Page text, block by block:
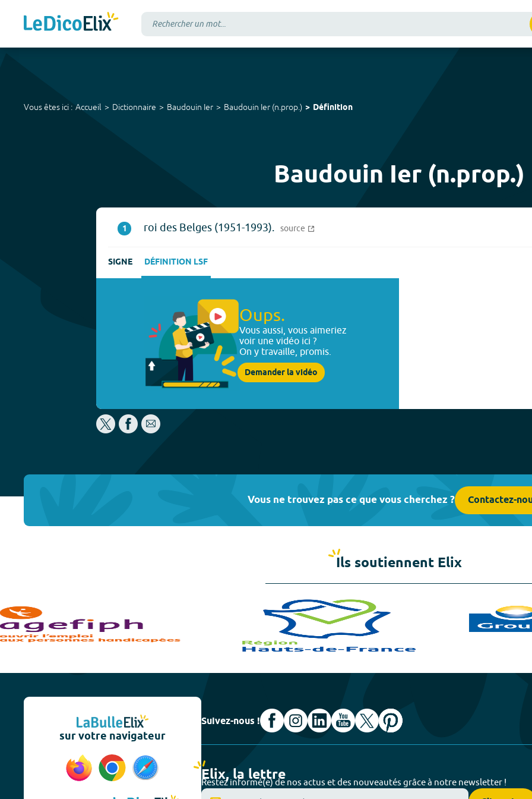
Vous êtes ici : Accueil Dictionnaire Baudouin Ier Baudouin Ier (n.prop.) Définition
Baudouin Ier (n.prop.)
1 roi des Belges (1951-1993). source
SIGNE DÉFINITION LSF
Oups.
Vous aussi, vous aimeriez
voir une vidéo ici ?
On y travaille, promis.
Demander la vidéo
Vous ne trouvez pas ce que vous cherchez ? Contactez-
Ils soutiennent Elix
sur votre navigateur
Suivez-nous !
Elix, la lettre
Restez informé(e) de nos actus et des nouveautés grâce à notre newsletter !